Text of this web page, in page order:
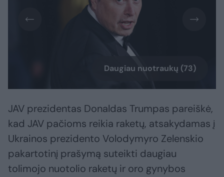
Daugiau nuotraukų (73)
JAV prezidentas Donaldas Trumpas pareiškė,
kad JAV pačioms reikia raketų, atsakydamas į
Ukrainos prezidento Volodymyro Zelenskio
pakartotinį prašymą suteikti daugiau
tolimojo nuotolio raketų ir oro gynybos